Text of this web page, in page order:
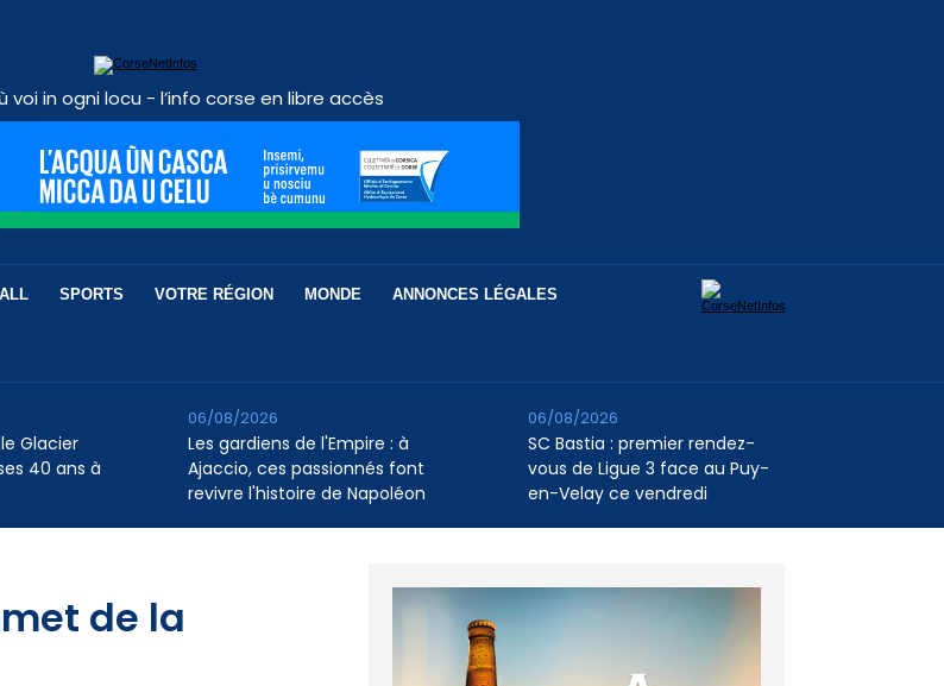
voi in ogni locu - l’info corse en libre accès
SPORTS VOTRE RÉGION MONDE ANNONCES LÉGALES
Glacier
40 ans à
Les gardiens de l'Empire : à
Ajaccio, ces passionnés font
revivre l'histoire de Napoléon
06/08/2026
SC Bastia : premier rendez-
vous de Ligue 3 face au Puy-
en-Velay ce vendredi
06/08/2026
de la